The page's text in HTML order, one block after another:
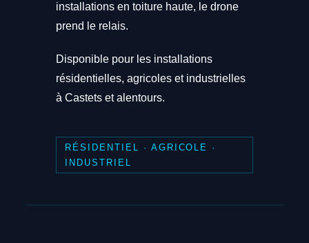
installations en toiture haute, le drone
prend le relais.
Disponible pour les installations
résidentielles, agricoles et industrielles
à Castets et alentours.
RÉSIDENTIEL · AGRICOLE ·
INDUSTRIEL